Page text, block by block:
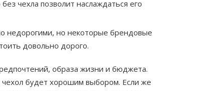
чехла позволит наслаждаться его
недорогими, но некоторые брендовые
довольно дорого.
образа жизни и бюджета.
будет хорошим выбором. Если же